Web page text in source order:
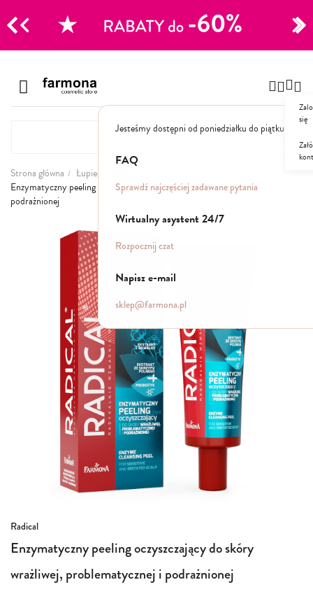
treści
Jesteśmy dostępni od poniedziałku do piątku:
FAQ
Sprawdź najczęściej zadawane pytania
Wirtualny asystent 24/7
Rozpocznij czat
Napisz e-mail
sklep@farmona.pl
się
Szampony
Dla mężczyzn
Odżywki, maski, serum
Peelingi do skóry głowy
Kuracje i wcierki
Włosy suche i łamliwe
Włosy wypadające
Włosy przetłuszczające się
Włosy farbowane
Włosy pozbawione objętości
Włosy kręcone
Łupież
Łojotok
Luszczyca, AZS
Strona główna Łupież
Enzymatyczny peeling oczyszczający do skóry wrażliwej, problematycznej i
podrażnionej
Radical
Enzymatyczny peeling oczyszczający do skóry
wrażliwej, problematycznej i podrażnionej
Przejdź
na
początek
galerii